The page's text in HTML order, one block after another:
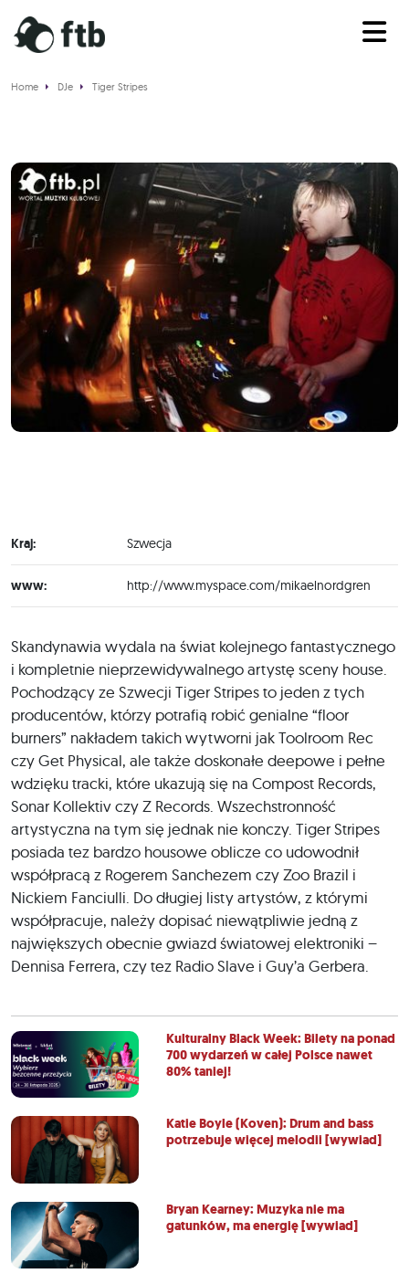
Home DJe Tiger Stripes
Kraj: Szwecja
www: http://www.myspace.com/mikaelnordgren
Skandynawia wydala na świat kolejnego fantastycznego
i kompletnie nieprzewidywalnego artystę sceny house.
Pochodzący ze Szwecji Tiger Stripes to jeden z tych
producentów, którzy potrafią robić genialne “floor
burners” nakładem takich wytworni jak Toolroom Rec
czy Get Physical, ale także doskonałe deepowe i pełne
wdzięku tracki, które ukazują się na Compost Records,
Sonar Kollektiv czy Z Records. Wszechstronność
artystyczna na tym się jednak nie konczy. Tiger Stripes
posiada tez bardzo housowe oblicze co udowodnił
współpracą z Rogerem Sanchezem czy Zoo Brazil i
Nickiem Fanciulli. Do długiej listy artystów, z którymi
współpracuje, należy dopisać niewątpliwie jedną z
największych obecnie gwiazd światowej elektroniki –
Dennisa Ferrera, czy tez Radio Slave i Guy’a Gerbera.
Kulturalny Black Week: Bilety na ponad
700 wydarzeń w całej Polsce nawet
80% taniej!
Katie Boyle (Koven): Drum and bass
potrzebuje więcej melodii [wywiad]
Bryan Kearney: Muzyka nie ma
gatunków, ma energię [wywiad]